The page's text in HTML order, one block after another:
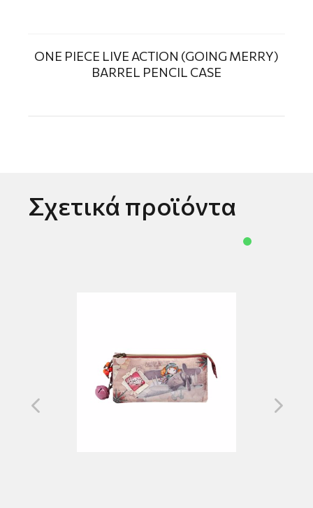
ΟΝΕ PIECE LIVE ACTION (GOING MERRY)
BARREL PENCIL CASE
Σχετικά προϊόντα